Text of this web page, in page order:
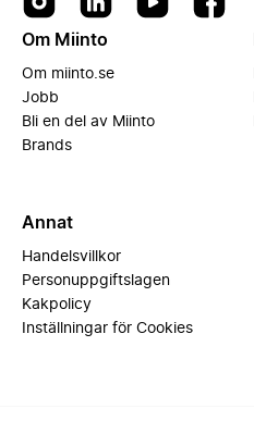
Om Miinto
Om miinto.se
Jobb
Bli en del av Miinto
Brands
Annat
Handelsvillkor
Personuppgiftslagen
Kakpolicy
Inställningar för Cookies